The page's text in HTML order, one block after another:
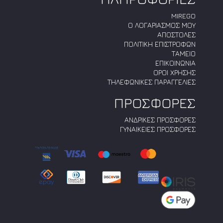
MIREGO
Ο ΛΟΓΑΡΙΑΣΜΟΣ ΜΟΥ
ΑΠΟΣΤΟΛΕΣ
ΠΟΛΙΤΙΚΗ ΕΠΙΣΤΡΟΦΩΝ
ΤΑΜΕΙΟ
ΕΠΙΚΟΙΝΩΝΙΑ
ΟΡΟΙ ΧΡΗΣΗΣ
ΤΗΛΕΦΩΝΙΚΕΣ ΠΑΡΑΓΓΕΛΙΕΣ
ΠΡΟΣΦΟΡΕΣ
ΑΝΔΡΙΚΕΣ ΠΡΟΣΦΟΡΕΣ
ΓΥΝΑΙΚΕΙΕΣ ΠΡΟΣΦΟΡΕΣ